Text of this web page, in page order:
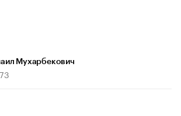
Мухарбекович